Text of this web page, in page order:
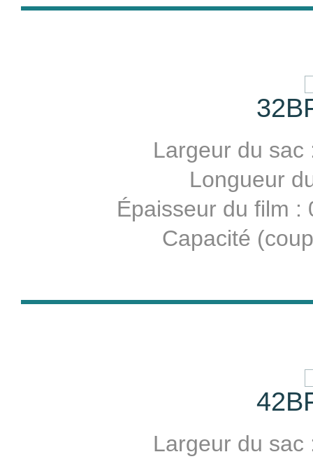
Largeur du sac
Longueur
Épaisseur du film :
Capacité
Largeur du sac